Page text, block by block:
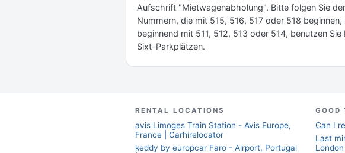
Aufschrift "Mietwagenabholung". Bitte folgen Sie
Nummern, die mit 515, 516, 517 oder 518
beginnend mit 511, 512, 513 oder 514, benutzen
Sixt-Parkplätzen.
RENTAL LOCATIONS
avis Limoges Train Station - Avis Europe,
France | Carhirelocator
keddy by europcar Faro - Airport, Portugal
GOOD
Can I
Last